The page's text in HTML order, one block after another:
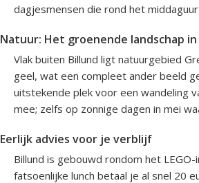
dagjesmensen die rond het
Natuur: Het groenende landschap in
Vlak buiten Billund ligt natuurgebied
geel, wat een compleet ander beeld
uitstekende plek voor een wandeling
mee; zelfs op zonnige dagen in mei
Eerlijk advies voor je verblijf
Billund is gebouwd rondom het
fatsoenlijke lunch betaal je al snel 20